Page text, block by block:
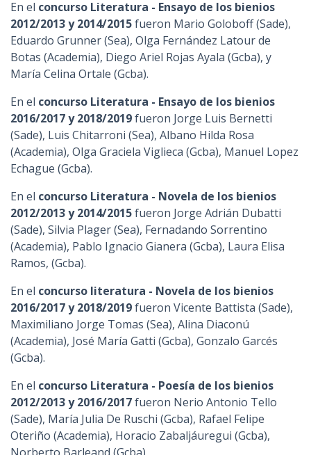
En el concurso Literatura - Ensayo de los bienios
2012/2013 y 2014/2015fueron Mario Goloboff (Sade),
Eduardo Grunner (Sea), Olga Fernández Latour de
Botas (Academia), Diego Ariel Rojas Ayala (Gcba), y
María Celina Ortale (Gcba).
En el concurso Literatura - Ensayo de los bienios
2016/2017 y 2018/2019fueron Jorge Luis Bernetti
(Sade), Luis Chitarroni (Sea), Albano Hilda Rosa
(Academia), Olga Graciela Viglieca (Gcba), Manuel Lopez
Echague (Gcba).
En el concurso Literatura - Novela de los bienios
2012/2013 y 2014/2015fueron Jorge Adrián Dubatti
(Sade), Silvia Plager (Sea), Fernadando Sorrentino
(Academia), Pablo Ignacio Gianera (Gcba), Laura Elisa
Ramos, (Gcba).
En el concurso literatura - Novela de los bienios
2016/2017 y 2018/2019fueron Vicente Battista (Sade),
Maximiliano Jorge Tomas (Sea), Alina Diaconú
(Academia), José María Gatti (Gcba), Gonzalo Garcés
(Gcba).
En el concurso Literatura - Poesía de los bienios
2012/2013 y 2016/2017fueron Nerio Antonio Tello
(Sade), María Julia De Ruschi (Gcba), Rafael Felipe
Oteriño (Academia), Horacio Zabaljáuregui (Gcba),